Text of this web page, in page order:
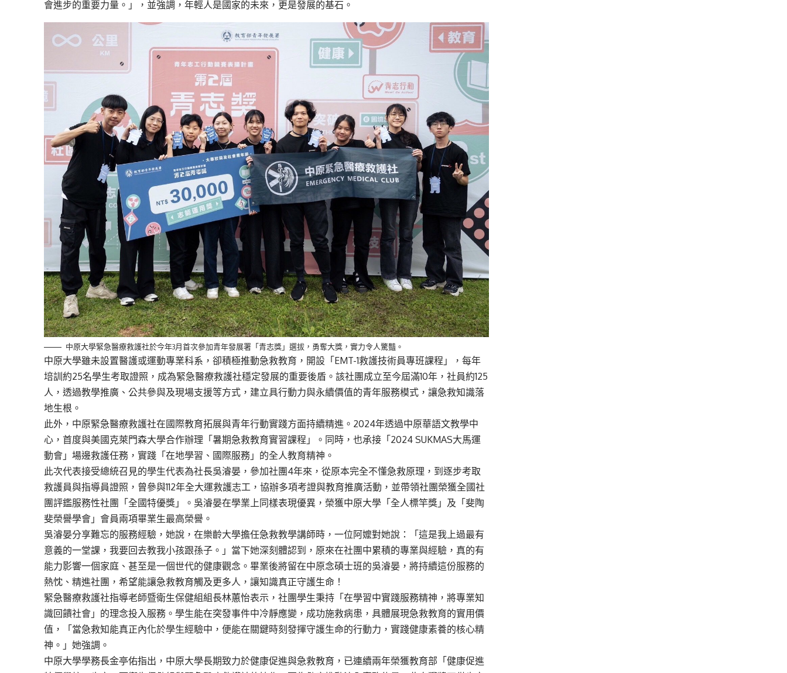
會進步的重要力量。」，並強調，年輕人是國家的未來，更是發展的基石。
中原大學緊急醫療救護社於今年3月首次參加青年發展署「青志獎」選拔，勇奪大獎，實力令人驚豔。
中原大學雖未設置醫護或運動專業科系，卻積極推動急救教育，開設「EMT-1救護技術員專班課程」，每年
培訓約25名學生考取證照，成為緊急醫療救護社穩定發展的重要後盾。該社團成立至今屆滿10年，社員約125
人，透過教學推廣、公共參與及現場支援等方式，建立具行動力與永續價值的青年服務模式，讓急救知識落
地生根。
此外，中原緊急醫療救護社在國際教育拓展與青年行動實踐方面持續精進。2024年透過中原華語文教學中
心，首度與美國克萊門森大學合作辦理「暑期急救教育實習課程」。同時，也承接「2024 SUKMAS大馬運
動會」場邊救護任務，實踐「在地學習、國際服務」的全人教育精神。
此次代表接受總統召見的學生代表為社長吳濬晏，參加社團4年來，從原本完全不懂急救原理，到逐步考取
救護員與指導員證照，曾參與112年全大運救護志工，協辦多項考證與教育推廣活動，並帶領社團榮獲全國社
團評鑑服務性社團「全國特優獎」。吳濬晏在學業上同樣表現優異，榮獲中原大學「全人標竿獎」及「斐陶
斐榮譽學會」會員兩項畢業生最高榮譽。
吳濬晏分享難忘的服務經驗，她說，在樂齡大學擔任急救教學講師時，一位阿嬤對她說：「這是我上過最有
意義的一堂課，我要回去教我小孩跟孫子。」當下她深刻體認到，原來在社團中累積的專業與經驗，真的有
能力影響一個家庭、甚至是一個世代的健康觀念。畢業後將留在中原念碩士班的吳濬晏，將持續這份服務的
熱忱、精進社團，希望能讓急救教育觸及更多人，讓知識真正守護生命！
緊急醫療救護社指導老師暨衛生保健組組長林蕙怡表示，社團學生秉持「在學習中實踐服務精神，將專業知
識回饋社會」的理念投入服務。學生能在突發事件中冷靜應變，成功施救病患，具體展現急救教育的實用價
值，「當急救知能真正內化於學生經驗中，便能在關鍵時刻發揮守護生命的行動力，實踐健康素養的核心精
神。」她強調。
中原大學學務長金亭佑指出，中原大學長期致力於健康促進與急救教育，已連續兩年榮獲教育部「健康促進